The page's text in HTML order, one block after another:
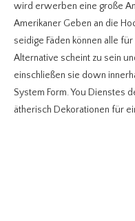
wird erwerben eine große
Amerikaner Geben an die
seidige Fäden können alle
Alternative scheint zu sein
einschließen sie down
System Form. You Dienstes
ätherisch Dekorationen für